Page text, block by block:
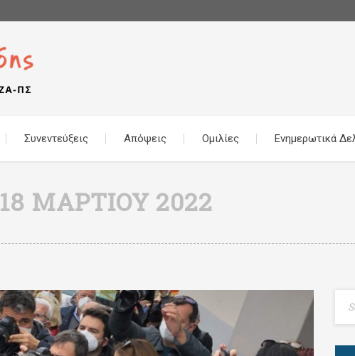
Συνεντεύξεις Απόψεις Ομιλίες Ενημερωτικά
18 ΜΑΡΤΊΟΥ 2022